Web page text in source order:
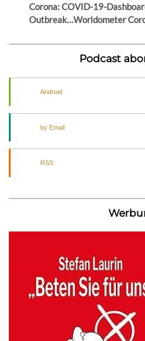
Corona: COVID-19-
Outbreak…Worldometer
Podcast
Android
by Email
RSS